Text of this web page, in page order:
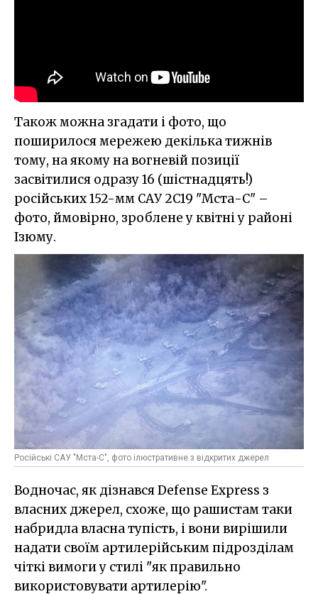
Також можна згадати і фото, що
поширилося мережею декілька тижнів
тому, на якому на вогневій позиції
засвітилися одразу 16 (шістнадцять!)
російських 152-мм САУ 2С19 "Мста-С" –
фото, ймовірно, зроблене у квітні у районі
Ізюму.
Російські САУ "Мста-С", фото ілюстративне з відкритих джерел
Водночас, як дізнався Defense Express з
власних джерел, схоже, що рашистам таки
набридла власна тупість, і вони вирішили
надати своїм артилерійським підрозділам
чіткі вимоги у стилі "як правильно
використовувати артилерію".